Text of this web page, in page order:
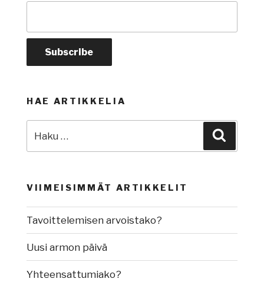
HAE ARTIKKELIA
VIIMEISIMMÄT ARTIKKELIT
Tavoittelemisen arvoistako?
Uusi armon päivä
Yhteensattumiako?